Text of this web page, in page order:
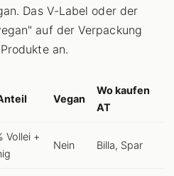
Das V-Label oder der
auf der Verpackung
an.
Vegan
Wo kaufen
AT
Vollei +
Nein Billa, Spar